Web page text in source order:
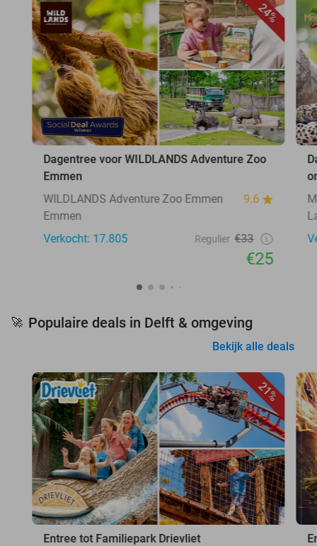
24%
Dagentree voor WILDLANDS Adventure Zoo
Emmen
WILDLANDS Adventure Zoo Emmen
9.6
Emmen
Verkocht: 17.805
Regulier €33
€25
🚀 Populaire deals in Delft & omgeving
Bekijk alle deals
21%
Entree tot Familiepark Drievliet